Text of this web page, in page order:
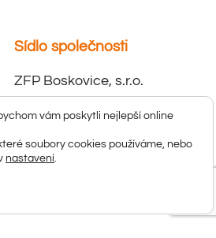
Sídlo společnosti
ZFP Boskovice, s.r.o.
IČ: 07944420
soubory cookies používáme,
v
nastavení